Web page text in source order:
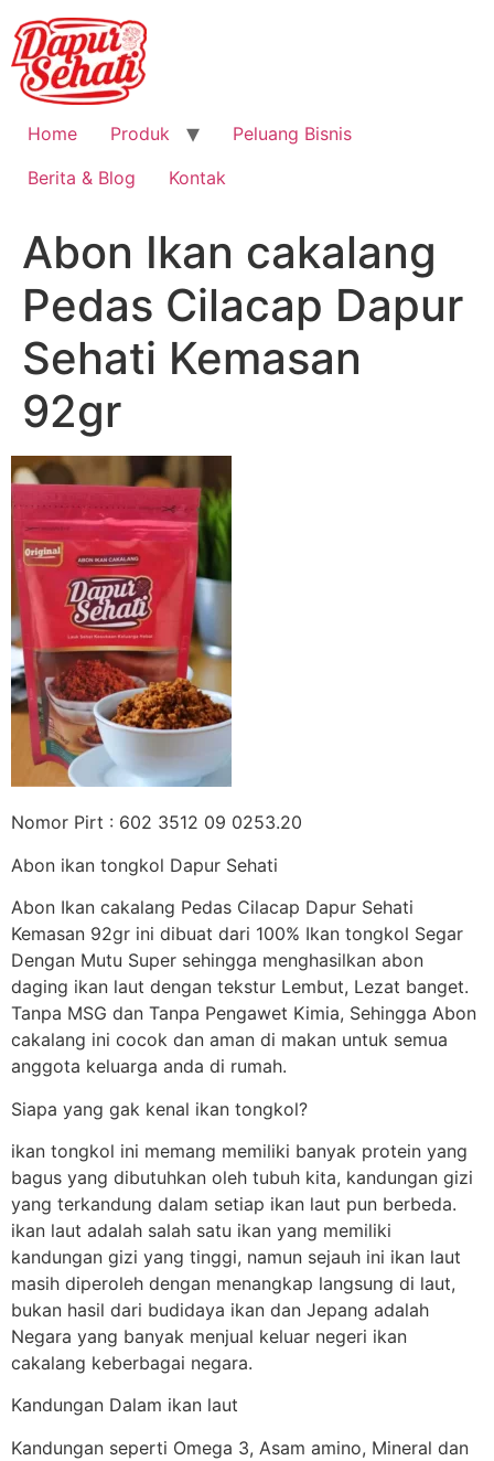
Home Produk
Peluang Bisnis
Berita & Blog
Kontak
Abon Ikan cakalang
Pedas Cilacap Dapur
Sehati Kemasan
92gr
Nomor Pirt : 602 3512 09 0253.20
Abon ikan tongkol Dapur Sehati
Abon Ikan cakalang Pedas Cilacap Dapur Sehati
Kemasan 92gr ini dibuat dari 100% Ikan tongkol Segar
Dengan Mutu Super sehingga menghasilkan abon
daging ikan laut dengan tekstur Lembut, Lezat banget.
Tanpa MSG dan Tanpa Pengawet Kimia, Sehingga Abon
cakalang ini cocok dan aman di makan untuk semua
anggota keluarga anda di rumah.
Siapa yang gak kenal ikan tongkol?
ikan tongkol ini memang memiliki banyak protein yang
bagus yang dibutuhkan oleh tubuh kita, kandungan gizi
yang terkandung dalam setiap ikan laut pun berbeda.
ikan laut adalah salah satu ikan yang memiliki
kandungan gizi yang tinggi, namun sejauh ini ikan laut
masih diperoleh dengan menangkap langsung di laut,
bukan hasil dari budidaya ikan dan Jepang adalah
Negara yang banyak menjual keluar negeri ikan
cakalang keberbagai negara.
Kandungan Dalam ikan laut
Kandungan seperti Omega 3, Asam amino, Mineral dan